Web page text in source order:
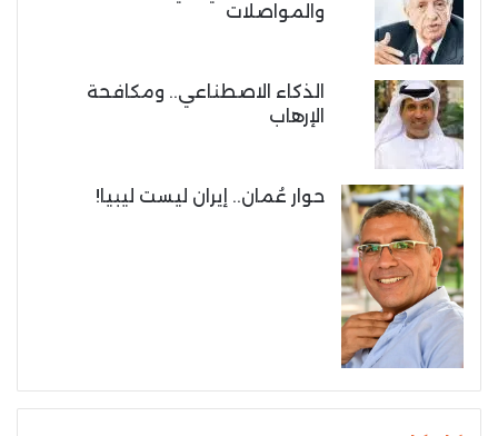
والمواصلات
الذكاء الاصطناعي.. ومكافحة
الإرهاب
حوار عُمان.. إيران ليست ليبيا!